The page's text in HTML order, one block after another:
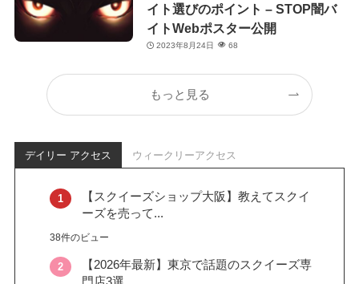
イト選びのポイント – STOP闇バ
イトWebポスター公開
2023年8月24日 68
もっと見る
デイリー アクセス ウィークリーアクセス
【スクイーズショップ大阪】教えてスクイ
ーズを売って...
38件のビュー
【2026年最新】東京で話題のスクイーズ専